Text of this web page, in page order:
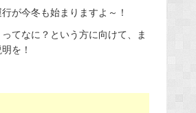
が今冬も始まりますよ～！
ってなに？という方に向けて、ま
を！